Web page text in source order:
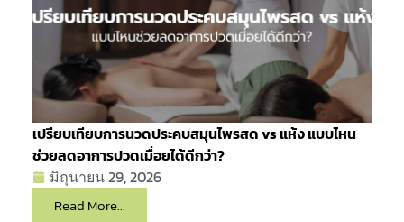
เปรียบเทียบการนวดประคบสมุนไพรสด vs แห้ง แบบไหน
ช่วยลดอาการปวดเมื่อยได้ดีกว่า?
มิถุนายน 29, 2026
Read More...